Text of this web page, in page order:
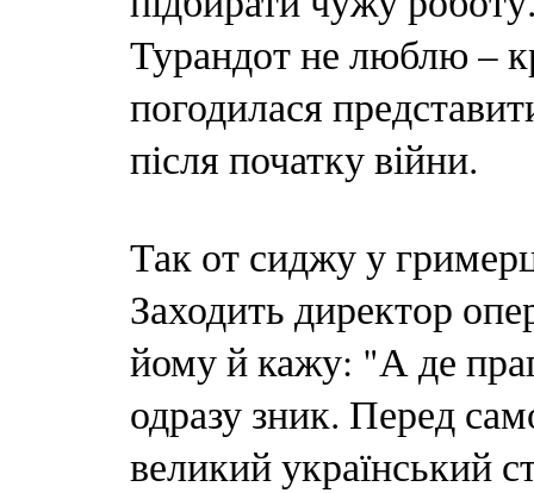
Турандот не люблю –
погодилася
після початку війни.
Так от сиджу у
Заходить директор
йому й кажу: "А де
одразу зник. Перед
великий український